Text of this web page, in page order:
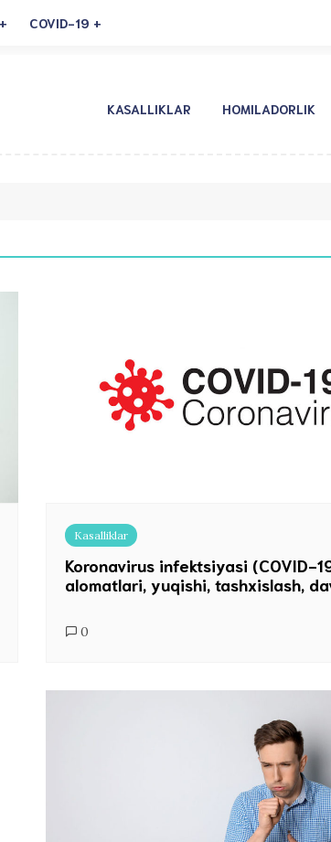
COVID-19
KASALLIKLAR HOMILADORLIK
Kasalliklar
Koronavirus infektsiyasi (COVID-
alomatlari, yuqishi, tashxislash,
0